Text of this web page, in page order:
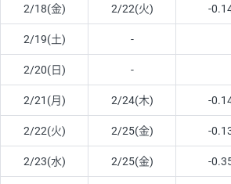
2/18(金) 2/22(火) -
2/19(土) -
2/20(日) -
2/21(月) 2/24(木) -
2/22(火) 2/25(金) -
2/23(水) 2/25(金) -